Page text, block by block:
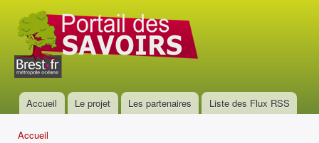
Portail
des
savoirs
Menu principal
Accueil Le projet Les partenaires Liste des Flux RSS
Accueil